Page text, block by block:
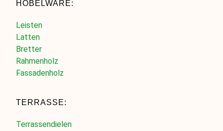
HOBELWARE:
Leisten
Latten
Bretter
Rahmenholz
Fassadenholz
TERRASSE:
Terrassendielen